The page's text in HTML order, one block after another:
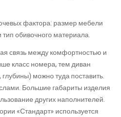
фактора: размер мебели
обивочного материала.
связь между комфортностью и
класс номера, тем диван
можно туда поставить.
Большие габариты изделия
других наполнителей.
«Стандарт» используется